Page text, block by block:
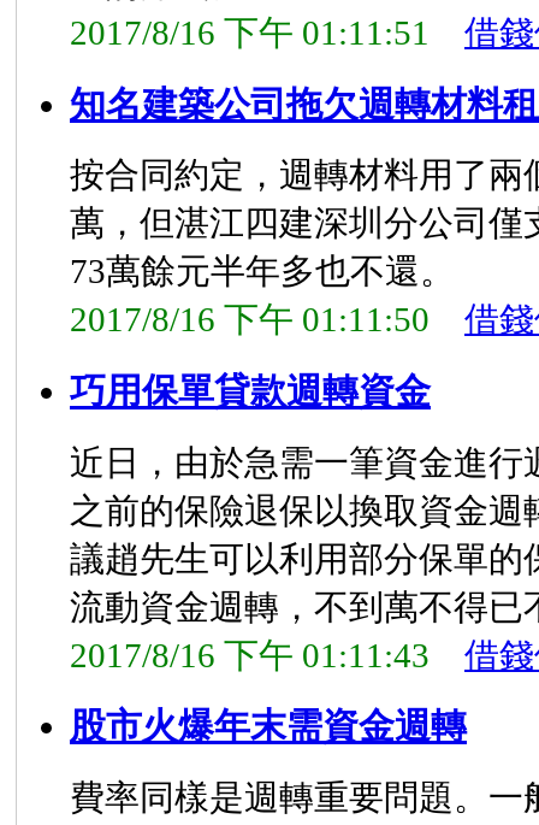
2017/8/16 下午 01:11:51
借
知名建築公司拖欠週轉材料
按合同約定，週轉材料用了兩
萬，但湛江四建深圳分公司僅
73萬餘元半年多也不還。
2017/8/16 下午 01:11:50
借
巧用保單貸款週轉資金
近日，由於急需一筆資金進
之前的保險退保以換取資金
議趙先生可以利用部分保單的
流動資金週轉，不到萬不得已
2017/8/16 下午 01:11:43
借
股市火爆年末需資金週轉
費率同樣是週轉重要問題。